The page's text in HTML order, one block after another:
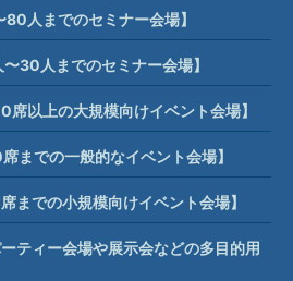
人までのセミナー会場】
30人までのセミナー会場】
以上の大規模向けイベント会場】
までの一般的なイベント会場】
での小規模向けイベント会場】
ティー会場や展示会などの多目的用